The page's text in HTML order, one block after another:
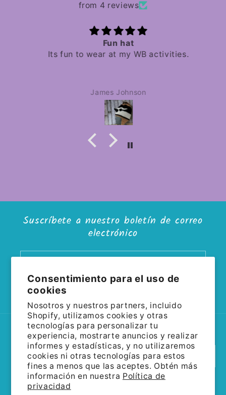
Consentimiento para el uso de
cookies
Nosotros y nuestros partners, incluido
Shopify, utilizamos cookies y otras
tecnologías para personalizar tu
experiencia, mostrarte anuncios y realizar
informes y estadísticas, y no utilizaremos
cookies ni otras tecnologías para estos
fines a menos que las aceptes. Obtén más
información en nuestra Política de
privacidad
from 4 reviews
Fun hat
Its fun to wear at my WB activities.
James Johnson
Suscríbete a nuestro boletín de correo
electrónico
País/región
Estados Unidos | USD $
Idioma
Español
Formas